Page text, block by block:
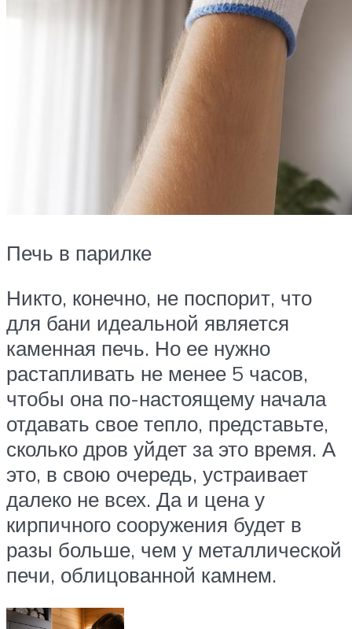
Печь в парилке
Никто, конечно, не поспорит, что
для бани идеальной является
каменная печь. Но ее нужно
растапливать не менее 5 часов,
чтобы она по-настоящему начала
отдавать свое тепло, представьте,
сколько дров уйдет за это время. А
это, в свою очередь, устраивает
далеко не всех. Да и цена у
кирпичного сооружения будет в
разы больше, чем у металлической
печи, облицованной камнем.